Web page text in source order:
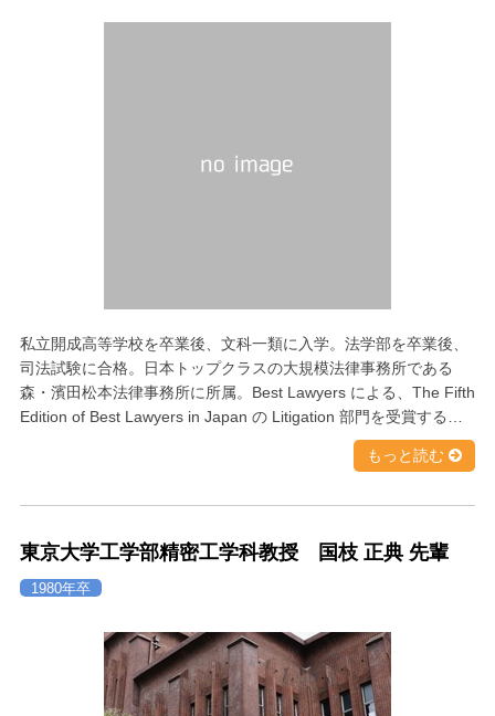
私立開成高等学校を卒業後、文科一類に入学。法学部を卒業後、
司法試験に合格。日本トップクラスの大規模法律事務所である
森・濱田松本法律事務所に所属。Best Lawyers による、The Fifth
Edition of Best Lawyers in Japan の Litigation 部門を受賞する…
もっと読む
東京大学工学部精密工学科教授 国枝 正典 先輩
1980年卒